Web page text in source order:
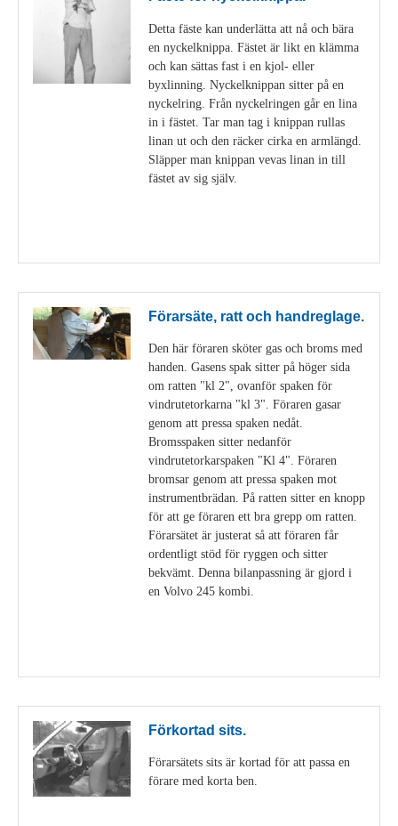
Detta fäste kan underlätta att nå och bära
en nyckelknippa. Fästet är likt en klämma
och kan sättas fast i en kjol- eller
byxlinning. Nyckelknippan sitter på en
nyckelring. Från nyckelringen går en lina
in i fästet. Tar man tag i knippan rullas
linan ut och den räcker cirka en armlängd.
Släpper man knippan vevas linan in till
fästet av sig själv.
Förarsäte, ratt och handreglage.
Den här föraren sköter gas och broms med
handen. Gasens spak sitter på höger sida
om ratten "kl 2", ovanför spaken för
vindrutetorkarna "kl 3". Föraren gasar
genom att pressa spaken nedåt.
Bromsspaken sitter nedanför
vindrutetorkarspaken "Kl 4". Föraren
bromsar genom att pressa spaken mot
instrumentbrädan. På ratten sitter en knopp
för att ge föraren ett bra grepp om ratten.
Förarsätet är justerat så att föraren får
ordentligt stöd för ryggen och sitter
bekvämt. Denna bilanpassning är gjord i
en Volvo 245 kombi.
Förkortad sits.
Förarsätets sits är kortad för att passa en
förare med korta ben.